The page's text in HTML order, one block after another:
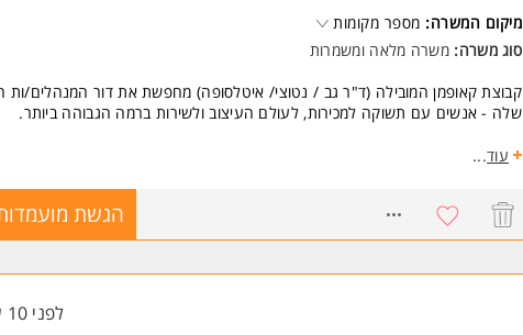
מיקום המשרה: מספר מקומות
סוג משרה: משרה מלאה ומשמרות
קבוצת קאופמן המובילה (ד"ר גב / נטוצי/ איטלסופה) מחפשת את דור המנהלים/ות
שלה - אנשים עם תשוקה למכירות, לעולם העיצוב ולשירות ברמה הגבוהה ביותר.
מה בתפקיד?
עבודה במשמרות, כולל ימי שישי.
אחריות אישית לצד עבודה בצוות מנצח.
סביבת עבודה יוקרתית, נעימה וביתית.
עוד...
הגשת
לפני 10 שעות